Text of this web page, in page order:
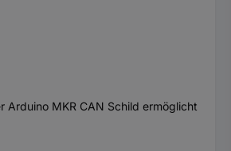
Arduino MKR CAN Schild ermöglicht